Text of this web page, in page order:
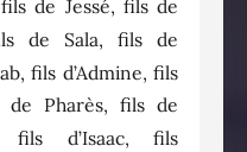
fils de Jessé, fils de
de Sala, fils de
fils d’Admine, fils
de Pharès, fils de
d’Isaac, fils